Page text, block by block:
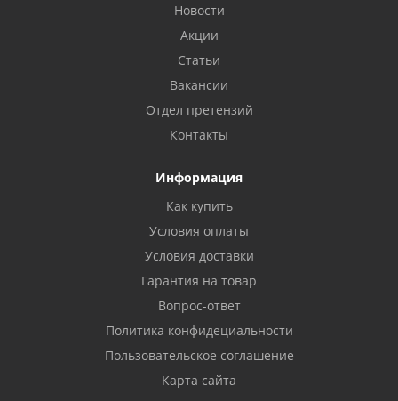
Новости
Акции
Статьи
Вакансии
Отдел претензий
Контакты
Информация
Как купить
Условия оплаты
Условия доставки
Гарантия на товар
Вопрос-ответ
Политика конфидециальности
Пользовательское соглашение
Карта сайта